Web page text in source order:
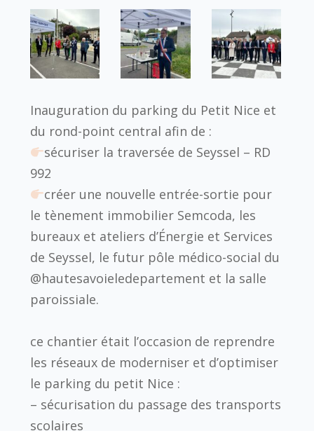
Inauguration du parking du Petit Nice et
du rond-point central afin de :
sécuriser la traversée de Seyssel – RD
992
créer une nouvelle entrée-sortie pour
le tènement immobilier Semcoda, les
bureaux et ateliers d’Énergie et Services
de Seyssel, le futur pôle médico-social du
@hautesavoieledepartement et la salle
paroissiale.
ce chantier était l’occasion de reprendre
les réseaux de moderniser et d’optimiser
le parking du petit Nice :
– sécurisation du passage des transports
scolaires